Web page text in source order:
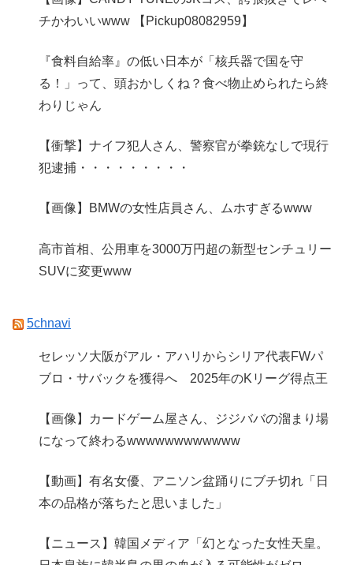
チかわいいwww 【Pickup08082959】
『食料自給率』の低い日本が「核兵器で国を守
る！」って、頭おかしくね？食べ物止められたら終
わりじゃん
【衝撃】ナイフ犯人さん、警察官が拳銃なしで現行
犯逮捕・・・・・・・・・
【画像】BMWの女性店員さん、ムホすぎるwww
高市首相、公用車を3000万円超の新型センチュリー
SUVに変更www
5chnavi
セレッソ大阪がアル・アハリからシリア代表FWパ
ブロ・サバックを獲得へ 2025年のKリーグ得点王
【画像】カードゲーム屋さん、ジジババの溜まり場
になって終わるwwwwwwwwwwww
【動画】有名女優、アニソン盆踊りにブチ切れ「日
本の品格が落ちたと思いました」
【ニュース】韓国メディア「幻となった女性天皇。